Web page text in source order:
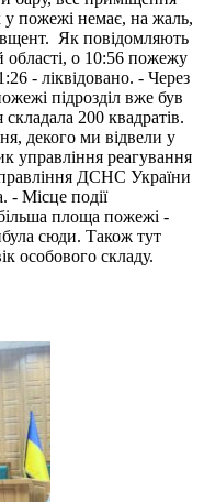
у пожежі немає, на жаль,
Як повідомляють
області, о 10:56 пожежу
- ліквідовано. - Через
підрозділ вже був
200 квадратів.
декого ми відвели у
управління реагування
ДСНС України
- Місце події
площа пожежі -
сюди. Також тут
особового складу.